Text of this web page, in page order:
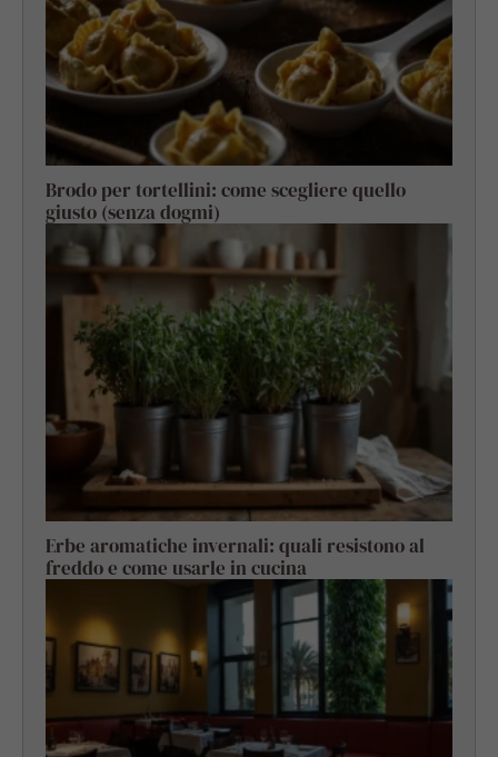
Brodo per tortellini: come scegliere quello
giusto (senza dogmi)
Erbe aromatiche invernali: quali resistono al
freddo e come usarle in cucina